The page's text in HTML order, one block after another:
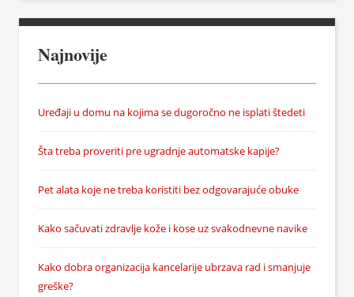
Najnovije
Uređaji u domu na kojima se dugoročno ne isplati štedeti
Šta treba proveriti pre ugradnje automatske kapije?
Pet alata koje ne treba koristiti bez odgovarajuće obuke
Kako sačuvati zdravlje kože i kose uz svakodnevne navike
Kako dobra organizacija kancelarije ubrzava rad i smanjuje
greške?